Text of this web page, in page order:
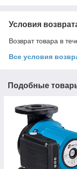
Условия
Возврат товара в
Все условия
Подобные